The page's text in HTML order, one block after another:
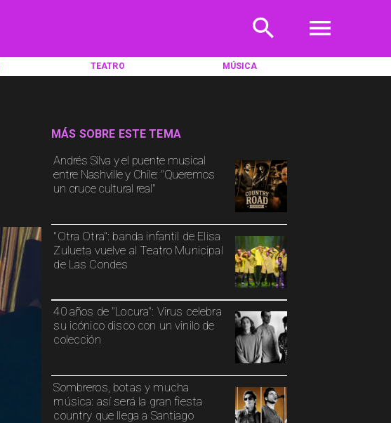
TEATRO MÚSICA
Andrés Silva y el puente musical
entre Nashville y Chile: "Queremos
un cruce cultural real"
"Otra Otra": banda infantil de Elisa
Zulueta vuelve al Teatro Municipal
de Las Condes
40 años de "Locura": Virus celebra
su icónico disco con un vinilo de
colección
Sombreros, botas y mucha
música: así será la gran fiesta
country que llega a Santiago
MÁS SOBRE ESTE TEMA